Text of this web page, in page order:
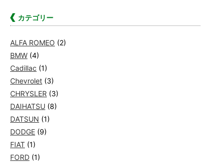
カテゴリー
ALFA ROMEO (2)
BMW (4)
Cadillac (1)
Chevrolet (3)
CHRYSLER (3)
DAIHATSU (8)
DATSUN (1)
DODGE (9)
FIAT (1)
FORD (1)